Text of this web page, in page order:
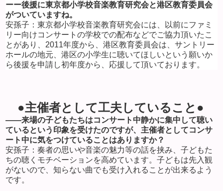
ーー後援に東京都小学校音楽教育研究会と港区教育委員会
がついていますね。
安孫子：東京都小学校音楽教育研究会には、以前にファミ
リー向けコンサートの学校での配布などでご協力頂いたこ
とがあり、 2011年度から、港区教育委員会は、サントリー
ホールの地元、港区の小学生に聴いてほしいという願いか
ら後援を申請し初年度から、応援して頂いております。
●主催者として工夫していること●
――来場の子どもたちはコンサート中静かに集中して聴い
ているという印象を受けたのですが、主催者としてコンサ
ート中に気をつけていることはありますか？
安孫子：奏者の思いや音楽の魅力等の話を挟み、子どもた
ちの聴くモチベーションを高めています。子どもは先入観
がないので、知らない曲でも受け入れることが出来るよう
です。